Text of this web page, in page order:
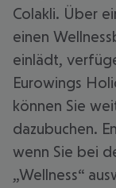
Colakli. Über
einen
einlädt,
Eurowings
können Sie
dazubuchen.
wenn Sie bei
„Wellness“